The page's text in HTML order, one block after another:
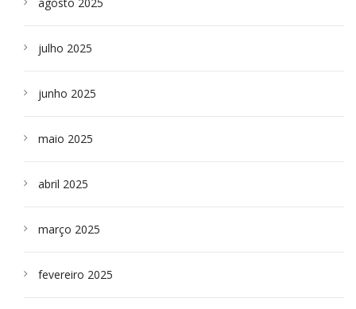
julho 2025
junho 2025
maio 2025
abril 2025
março 2025
fevereiro 2025